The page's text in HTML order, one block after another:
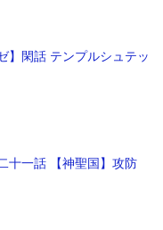
】閑話 テンプルシュテッ
十一話 【神聖国】攻防